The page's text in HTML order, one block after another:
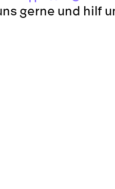
gerne und hilf